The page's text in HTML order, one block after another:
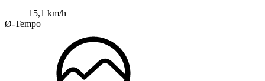
15,1 km/h
Ø-Tempo